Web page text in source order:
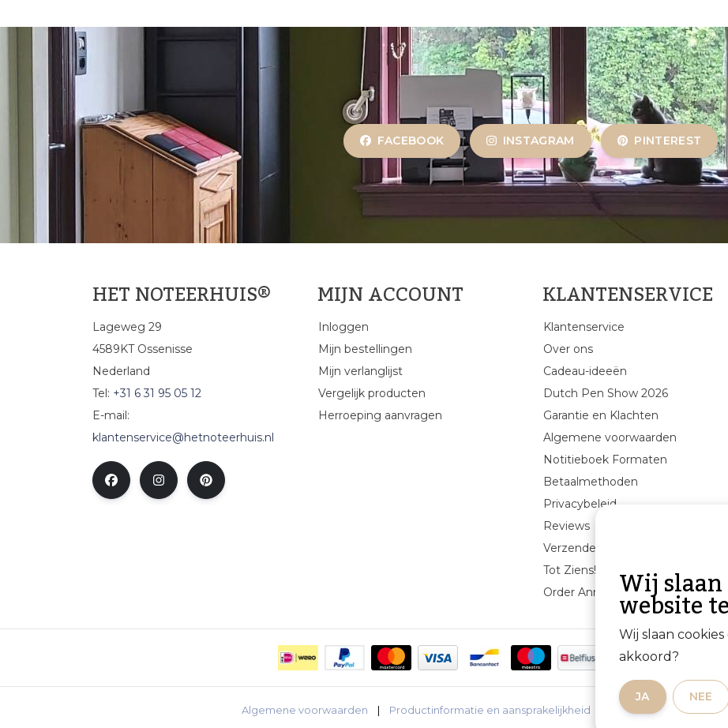
FACEBOOK INSTAGRAM PINTEREST
HET NOTEERHUIS®
Lageweg 29
4589KT Ossenisse
Nederland
Tel: +31 6 31 95 05 12
E-mail:
klantenservice@hetnoteerhuis.nl
MIJN ACCOUNT
Inloggen
Mijn bestellingen
Mijn verlanglijst
Vergelijk producten
Herroeping aanvragen
KLANTENSERVICE
Klantenservice
Over ons
Cadeau-ideeën
Dutch Pen Show 2026
Garantie en Klachten
Algemene voorwaarden
Notitieboek Formaten
Betaalmethoden
Privacybeleid
Reviews
Verzenden & retourneren
Tot Ziens!
Order Annuleren
Algemene voorwaarden Productinformatie en aansprakelijkheid Privacybeleid
Wij slaan
website
Wij slaan
akkoord?
JA NEE